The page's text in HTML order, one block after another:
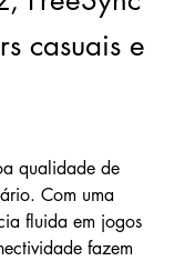
casuais e
qualidade de
Com uma
fluida em jogos
fazem